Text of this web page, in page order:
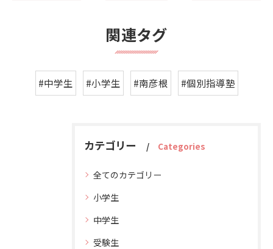
関連タグ
#中学生 #小学生 #南彦根 #個別指導塾
カテゴリー Categories
全てのカテゴリー
小学生
中学生
受験生